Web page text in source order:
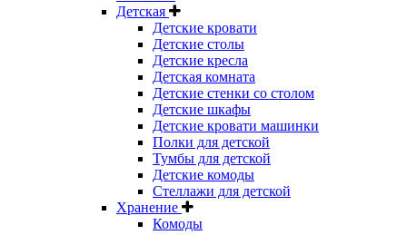
Детская
Детские кровати
Детские столы
Детские кресла
Детская комната
Детские стенки со столом
Детские шкафы
Детские кровати машинки
Полки для детской
Тумбы для детской
Детские комоды
Стеллажи для детской
Хранение
Комоды